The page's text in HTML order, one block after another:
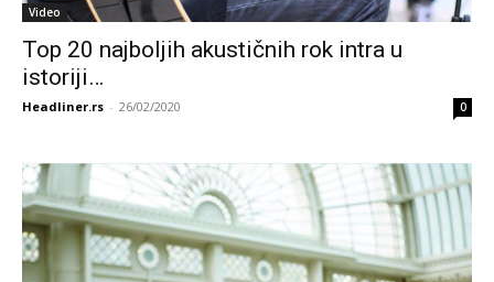
Video
Top 20 najboljih akustičnih rok intra u
istoriji…
Headliner.rs - 26/02/2020 0